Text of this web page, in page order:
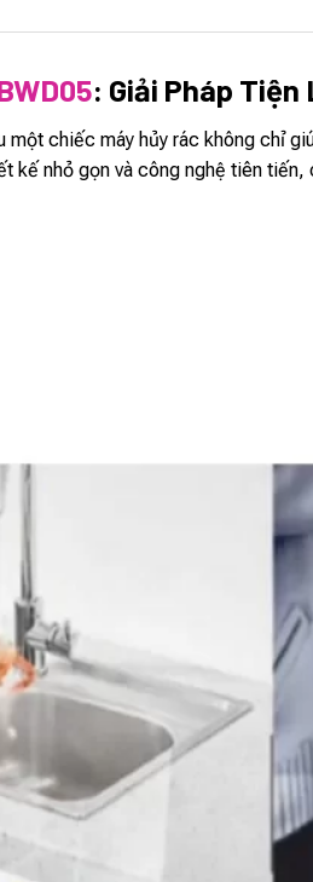
: Giải Pháp Tiện
chiếc máy hủy rác không chỉ
kế nhỏ gọn và công nghệ tiên